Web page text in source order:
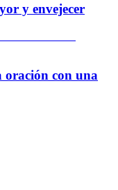
y envejecer
con una